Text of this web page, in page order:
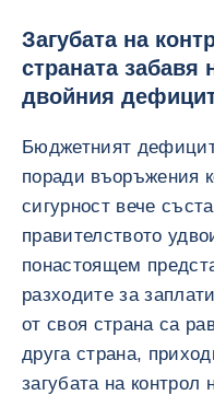
Загубата на
страната забавя
двойния
Бюджетният
поради въоръжения
сигурност вече
правителството
понастоящем
разходите за
от своя страна са
друга страна,
загубата на контрол